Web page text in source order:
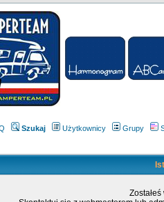
Szukaj Użytkownicy Grupy